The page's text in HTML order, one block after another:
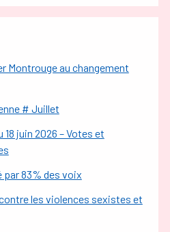
Montrouge au changement
# Juillet
juin 2026 – Votes et
83% des voix
les violences sexistes et